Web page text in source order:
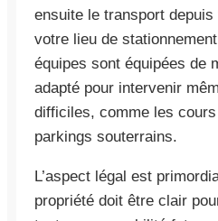
ensuite le transport
votre lieu de
équipes sont équipées de
adapté pour intervenir
difficiles, comme les
parkings souterrains.
L’aspect légal est
propriété doit être clair